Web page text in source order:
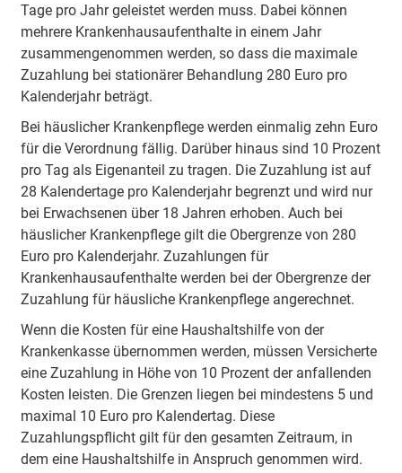
Tage pro Jahr geleistet werden muss. Dabei können
mehrere Krankenhausaufenthalte in einem Jahr
zusammengenommen werden, so dass die maximale
Zuzahlung bei stationärer Behandlung 280 Euro pro
Kalenderjahr beträgt.
Bei häuslicher Krankenpflege werden einmalig zehn Euro
für die Verordnung fällig. Darüber hinaus sind 10 Prozent
pro Tag als Eigenanteil zu tragen. Die Zuzahlung ist auf
28 Kalendertage pro Kalenderjahr begrenzt und wird nur
bei Erwachsenen über 18 Jahren erhoben. Auch bei
häuslicher Krankenpflege gilt die Obergrenze von 280
Euro pro Kalenderjahr. Zuzahlungen für
Krankenhausaufenthalte werden bei der Obergrenze der
Zuzahlung für häusliche Krankenpflege angerechnet.
Wenn die Kosten für eine Haushaltshilfe von der
Krankenkasse übernommen werden, müssen Versicherte
eine Zuzahlung in Höhe von 10 Prozent der anfallenden
Kosten leisten. Die Grenzen liegen bei mindestens 5 und
maximal 10 Euro pro Kalendertag. Diese
Zuzahlungspflicht gilt für den gesamten Zeitraum, in
dem eine Haushaltshilfe in Anspruch genommen wird.